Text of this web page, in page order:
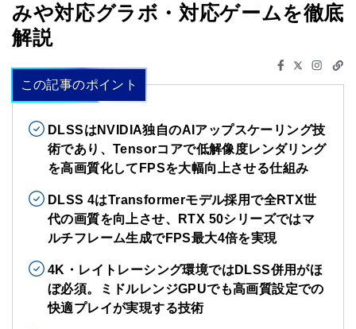
みや対応グラボ・対応ゲームを徹底
解説
この記事のポイント
DLSSはNVIDIA独自のAIアップスケーリング技
術であり、Tensorコアで低解像度レンダリング
を高画質化してFPSを大幅向上させる仕組み
DLSS 4はTransformerモデル採用で全RTX世
代の画質を向上させ、RTX 50シリーズではマ
ルチフレーム生成でFPS最大4倍を実現
4K・レイトレーシング環境ではDLSS併用がほ
ぼ必須。ミドルレンジGPUでも高画質設定での
快適プレイが実現する技術